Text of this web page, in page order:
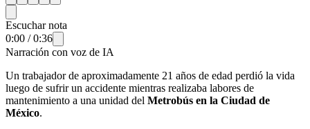
Escuchar nota
0:00 /0:36
Narración con voz de IA
Un trabajador de aproximadamente 21 años de edad perdió la vida
luego de sufrir un accidente mientras realizaba labores de
mantenimiento a una unidad del Metrobús en la Ciudad de
México.